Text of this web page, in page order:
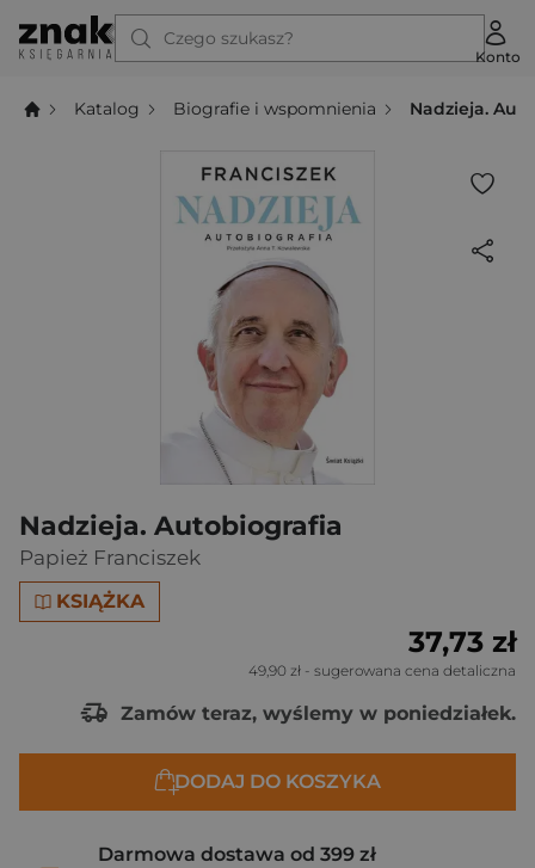
Czego szukasz?
Konto
Katalog Biografie i wspomnienia Nadzieja.
Nadzieja. Autobiografia
Papież Franciszek
KSIĄŻKA
37,73 zł
49,90 zł - sugerowana cena detaliczna
Zamów teraz, wyślemy w poniedziałek.
DODAJ DO KOSZYKA
Darmowa dostawa od 399 zł